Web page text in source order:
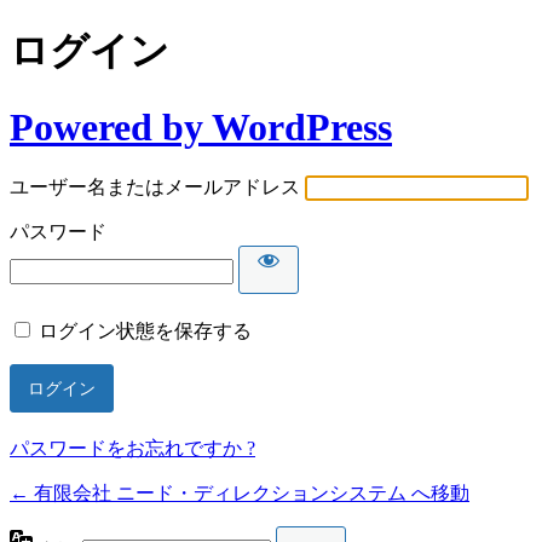
ログイン
Powered by WordPress
ユーザー名またはメールアドレス
パスワード
ログイン状態を保存する
パスワードをお忘れですか ?
← 有限会社 ニード・ディレクションシステム へ移動